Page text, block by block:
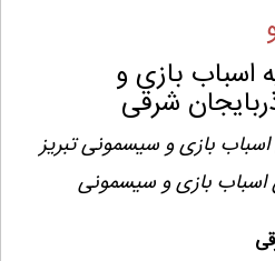
اسباب بازی و
شرقی
بازی و سیسمونی تبریز
اسباب بازی و سیسمونی